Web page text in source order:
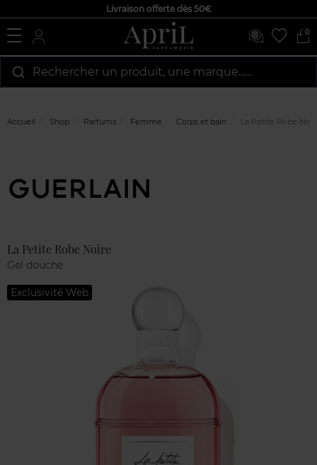
Livraison offerte dès 50€
0
Rechercher un produit, une marque…...
Accueil Shop Parfums Femme Corps et bain La Petite Robe
La Petite Robe Noire
Gel douche
Exclusivité Web